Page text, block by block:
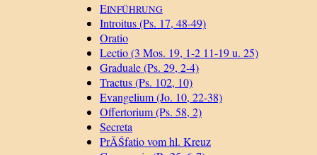
EINFÜHRUNG
Introitus (Ps. 17, 48-49)
Oratio
Lectio (3 Mos. 19, 1-2 11-19 u. 25)
Graduale (Ps. 29, 2-4)
Tractus (Ps. 102, 10)
Evangelium (Jo. 10, 22-38)
Offertorium (Ps. 58, 2)
Secreta
PrĂŚfatio vom hl. Kreuz